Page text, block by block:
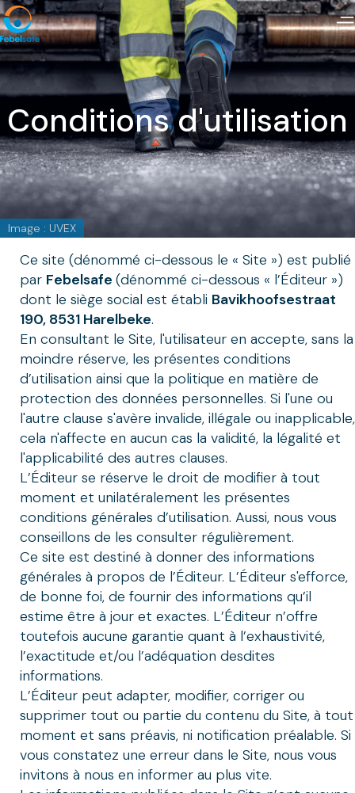
Conditions d'utilisation
Image : UVEX
Ce site (dénommé ci-dessous le « Site ») est publié
par Febelsafe (dénommé ci-dessous « l’Éditeur »)
dont le siège social est établi Bavikhoofsestraat
190, 8531 Harelbeke.
En consultant le Site, l'utilisateur en accepte, sans la
moindre réserve, les présentes conditions
d’utilisation ainsi que la politique en matière de
protection des données personnelles. Si l'une ou
l'autre clause s'avère invalide, illégale ou inapplicable,
cela n'affecte en aucun cas la validité, la légalité et
l'applicabilité des autres clauses.
L’Éditeur se réserve le droit de modifier à tout
moment et unilatéralement les présentes
conditions générales d’utilisation. Aussi, nous vous
conseillons de les consulter régulièrement.
Ce site est destiné à donner des informations
générales à propos de l’Éditeur. L’Éditeur s'efforce,
de bonne foi, de fournir des informations qu’il
estime être à jour et exactes. L’Éditeur n’offre
toutefois aucune garantie quant à l’exhaustivité,
l’exactitude et/ou l’adéquation desdites
informations.
L’Éditeur peut adapter, modifier, corriger ou
supprimer tout ou partie du contenu du Site, à tout
moment et sans préavis, ni notification préalable. Si
vous constatez une erreur dans le Site, nous vous
invitons à nous en informer au plus vite.